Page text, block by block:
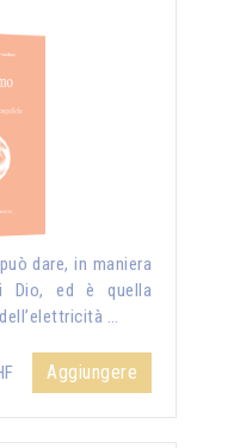
dare, in maniera
Dio, ed è quella
…
Aggiungere